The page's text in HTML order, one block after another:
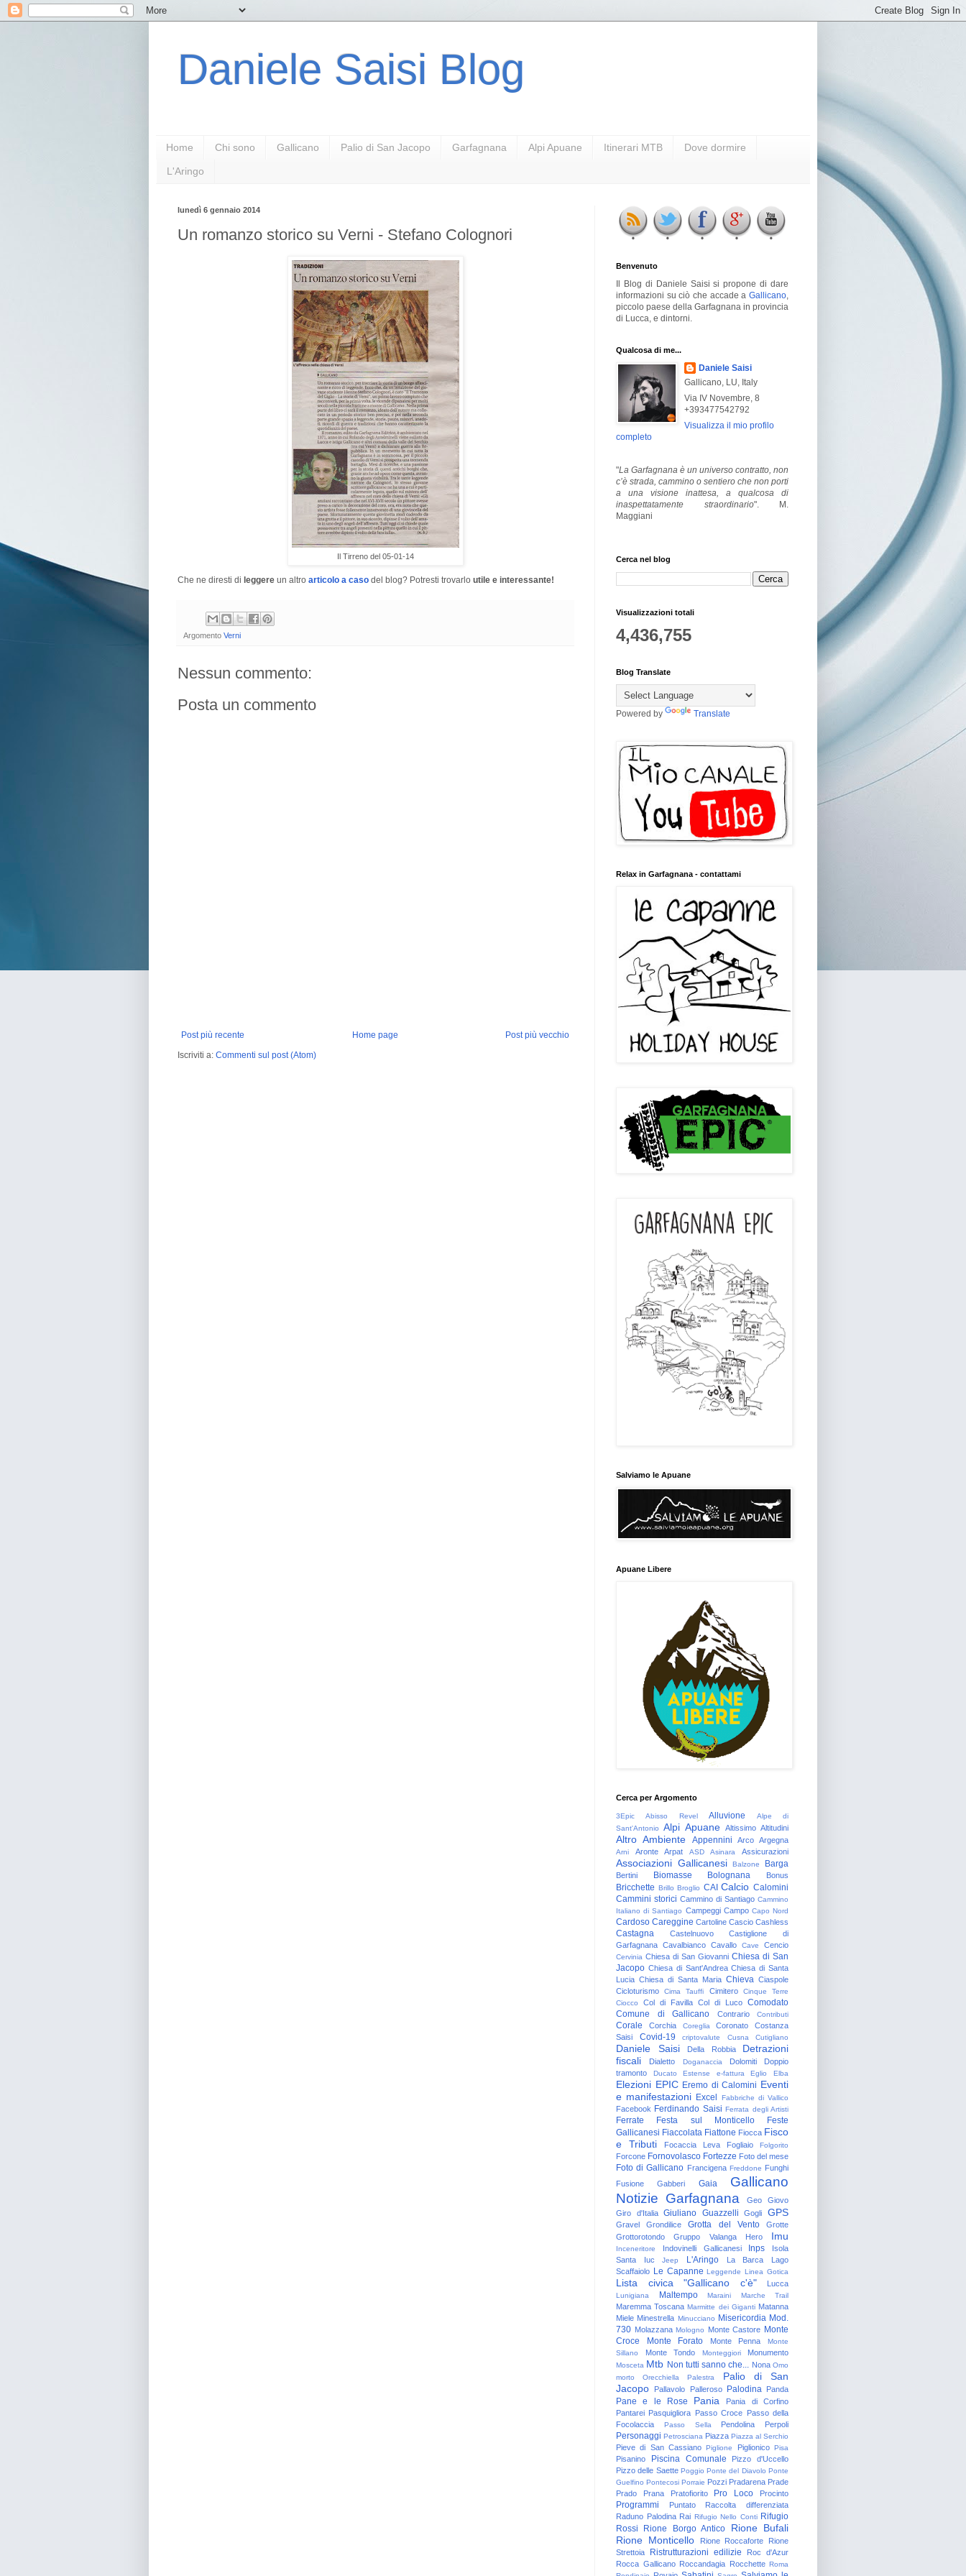
Daniele Saisi Blog
Home Chi sono Gallicano Palio di San Jacopo Garfagnana Alpi Apuane Itinerari MTB Dove dormire
L'Aringo
lunedì 6 gennaio 2014
Un romanzo storico su Verni - Stefano Colognori
Il Tirreno del 05-01-14
Che ne diresti di leggere un altro articolo a caso del blog? Potresti trovarlo utile e interessante!
Argomento Verni
Nessun commento:
Posta un commento
Post più recente Post più vecchio
Home page
Iscriviti a: Commenti sul post (Atom)
Benvenuto
Il Blog di Daniele Saisi si propone di dare
informazioni su ciò che accade a Gallicano
piccolo paese della Garfagnana in provincia
di Lucca, e dintorni.
Qualcosa di me...
Daniele Saisi
Gallicano, LU, Italy
Via IV Novembre, 8
+393477542792
Visualizza il mio profilo
completo
"La Garfagnana è un universo contratto, non
c’è strada, cammino o sentiero che non porti
a una visione inattesa, a qualcosa di
inaspettatamente straordinario". M.
Maggiani
Cerca nel blog
Visualizzazioni totali
4,436,755
Blog Translate
Powered by Translate
Relax in Garfagnana - contattami
Salviamo le Apuane
Apuane Libere
Cerca per Argomento
3Epic Abisso Revel Alluvione
Alpe di
Sant'Antonio
Alpi Apuane Altissimo Altitudini
Altro Ambiente Appennini Arco Argegna
Arni Aronte Arpat ASD Asinara Assicurazioni
Associazioni Gallicanesi Balzone Barga
Bertini Biomasse Bolognana Bonus
Bricchette Brillo Broglio CAI Calcio Calomini
Cammini storici Cammino di Santiago Cammino
Italiano di Santiago Campeggi Campo Capo Nord
Cardoso Careggine Cartoline Cascio Cashless
Castagna Castelnuovo
Castiglione di
Garfagnana Cavalbianco Cavallo Cave Cencio
Cervinia Chiesa di San Giovanni Chiesa di San
Jacopo Chiesa di Sant'Andrea Chiesa di Santa
Lucia Chiesa di Santa Maria Chieva Ciaspole
Cicloturismo
Cima Tauffi Cimitero
Cinque Terre
Ciocco
Col di Favilla Col di Luco Comodato
Comune di Gallicano
Contrario Contributi
Corale Corchia Coreglia Coronato
Costanza
Saisi
Covid-19 criptovalute Cusna Cutigliano
Daniele Saisi Della Robbia
Detrazioni
fiscali
Dialetto Doganaccia Dolomiti
Doppio
tramonto
Ducato Estense e-fattura Eglio Elba
Elezioni EPIC Eremo di Calomini Eventi
e manifestazioni Excel Fabbriche di Vallico
Facebook Ferdinando Saisi Ferrata degli Artisti
Ferrate Festa sul Monticello
Feste
Gallicanesi Fiaccolata Fiattone Fiocca Fisco
e Tributi
Focaccia Leva Fogliaio Folgorito
Forcone Fornovolasco Fortezze Foto del mese
Foto di Gallicano Francigena Freddone Funghi
Fusione
Gabberi Gaia
Gallicano
Notizie Garfagnana Geo
Giovo
Giro d'Italia
Giuliano Guazzelli Gogli GPS
Gravel Grondilice Grotta del Vento
Grotte
Grottorotondo
Gruppo Valanga Hero Imu
Inceneritore Indovinelli Gallicanesi Inps
Isola
Santa
Iuc Jeep L'Aringo La Barca
Lago
Scaffaiolo Le Capanne Leggende Linea Gotica
Lista civica "Gallicano c'è" Lucca
Lunigiana Maltempo Maraini Marche Trail
Maremma Toscana Marmitte dei Giganti Matanna
Miele Minestrella Minucciano Misericordia Mod.
730 Molazzana Mologno Monte Castore Monte
Croce
Monte Forato Monte Penna
Monte
Sillano
Monte Tondo Monteggiori Monumento
Mosceta Mtb Non tutti sanno che... Nona Omo
morto
Orecchiella Palestra
Palio di San
Jacopo
Pallavolo Palleroso Palodina Panda
Pane e le Rose Pania
Pania di Corfino
Pantarei Pasquigliora Passo Croce Passo della
Focolaccia
Passo Sella Pendolina Perpoli
Personaggi Petrosciana Piazza Piazza al Serchio
Pieve di San Cassiano Piglione Piglionico Pisa
Pisanino Piscina Comunale
Pizzo d'Uccello
Pizzo delle Saette Poggio Ponte del Diavolo Ponte
Guelfino Pontecosi Porraie Pozzi Pradarena Prade
Prado
Prana Pratofiorito Pro Loco Procinto
Programmi Puntato
Raccolta differenziata
Raduno Palodina Rai Rifugio Nello Conti Rifugio
Rossi
Rione Borgo Antico
Rione Bufali
Rione Monticello
Rione Roccaforte
Rione
Strettoia
Ristrutturazioni edilizie
Roc d'Azur
Rocca Gallicano Roccandagia Rocchette Roma